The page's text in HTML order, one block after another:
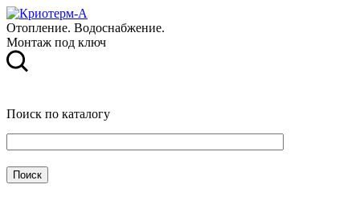
Отопление. Водоснабжение.
Монтаж под ключ
Поиск по каталогу